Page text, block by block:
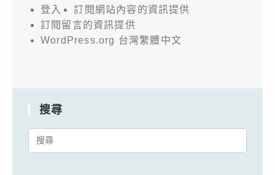
登入
訂閱網站內容的資訊提供
訂閱留言的資訊提供
WordPress.org 台灣繁體中文
搜尋
Search